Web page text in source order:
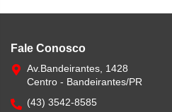
Fale Conosco
Av.Bandeirantes, 1428
Centro - Bandeirantes/PR
(43) 3542-8585